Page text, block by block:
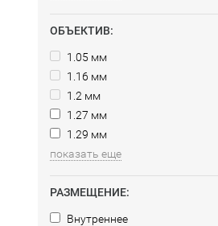
ОБЪЕКТИВ:
1.05 мм
1.16 мм
1.2 мм
1.27 мм
1.29 мм
показать еще
РАЗМЕЩЕНИЕ:
Внутреннее